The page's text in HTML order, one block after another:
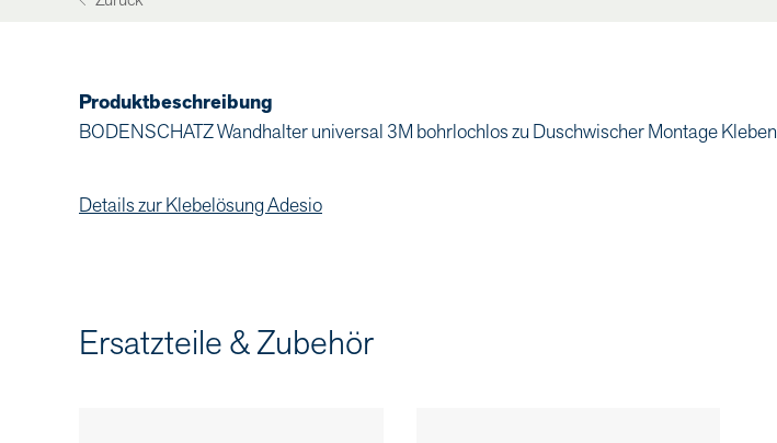
Produktbeschreibung
BODENSCHATZ Wandhalter universal 3M bohrlochlos zu Duschwischer Montage Kleben
Details zur Klebelösung Adesio
Ersatzteile & Zubehör